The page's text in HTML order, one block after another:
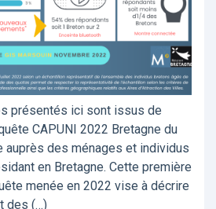
présentés ici sont issus de
CAPUNI 2022 Bretagne du
auprès des ménages et individus
en Bretagne. Cette première
menée en 2022 vise à décrire
des (…)